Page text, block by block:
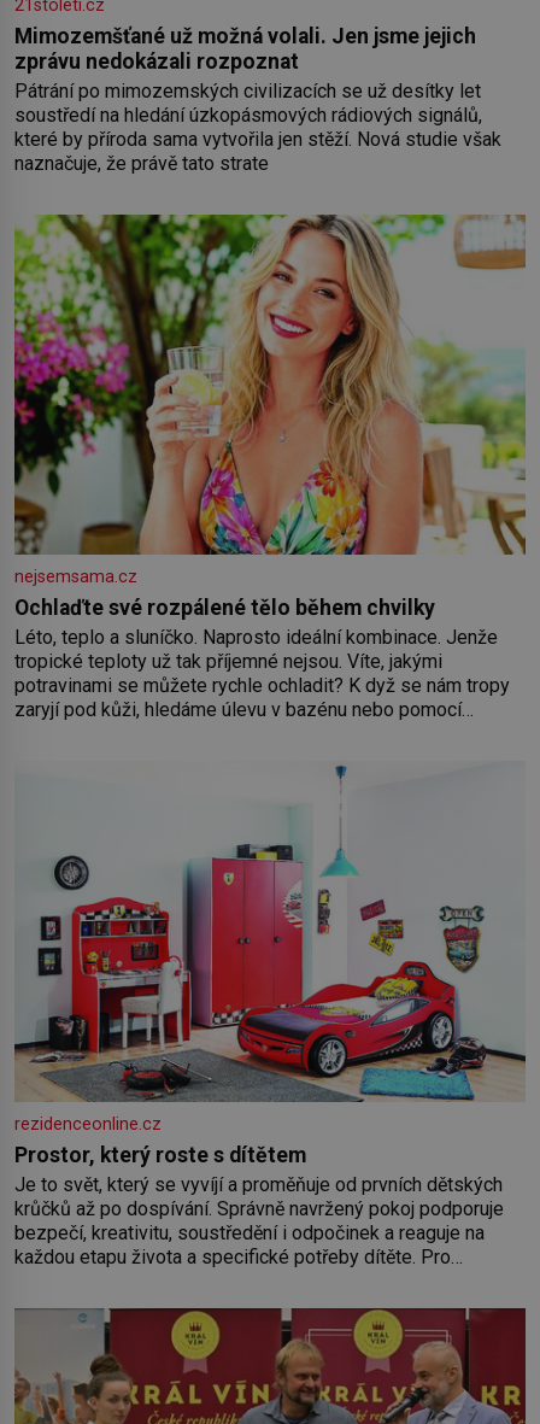
21stoleti.cz
Mimozemšťané už možná volali. Jen jsme jejich
zprávu nedokázali rozpoznat
Pátrání po mimozemských civilizacích se už desítky let
soustředí na hledání úzkopásmových rádiových signálů,
které by příroda sama vytvořila jen stěží. Nová studie však
naznačuje, že právě tato strate
nejsemsama.cz
Ochlaďte své rozpálené tělo během chvilky
Léto, teplo a sluníčko. Naprosto ideální kombinace. Jenže
tropické teploty už tak příjemné nejsou. Víte, jakými
potravinami se můžete rychle ochladit? K dyž se nám tropy
zaryjí pod kůži, hledáme úlevu v bazénu nebo pomocí
rezidenceonline.cz
Prostor, který roste s dítětem
Je to svět, který se vyvíjí a proměňuje od prvních dětských
krůčků až po dospívání. Správně navržený pokoj podporuje
bezpečí, kreativitu, soustředění i odpočinek a reaguje na
každou etapu života a specifické potřeby dítěte. Pro
by pokoj miminka měl působit především klidně a útulně.
Předškolní věk je